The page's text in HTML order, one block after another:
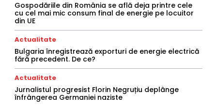
Gospodăriile din România se află deja printre cele
cu cel mai mic consum final de energie pe locuitor
din UE
Actualitate
Bulgaria înregistrează exporturi de energie electrică
fără precedent. De ce?
Actualitate
Jurnalistul progresist Florin Negruțiu deplânge
înfrângerea Germaniei naziste